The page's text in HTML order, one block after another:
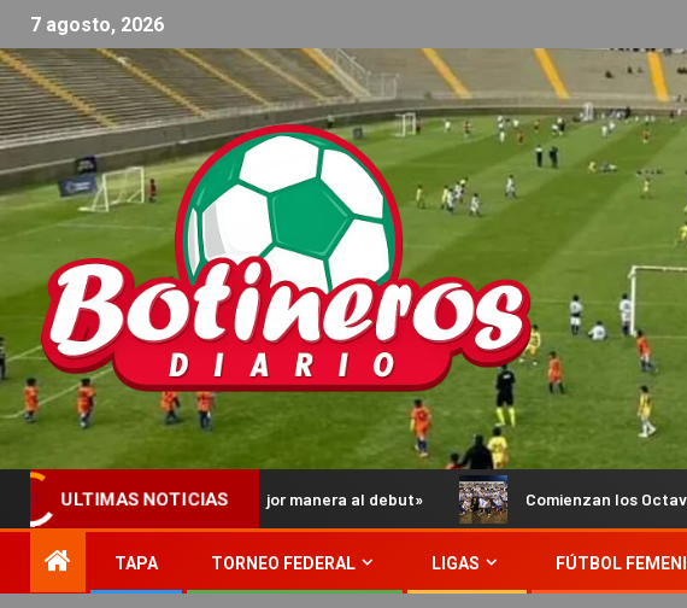
7 agosto, 2026
ULTIMAS NOTICIAS
de la mejor manera al debut» Comienzan los Octavos de Final del Anual
TAPA TORNEO FEDERAL LIGAS FÚTBOL